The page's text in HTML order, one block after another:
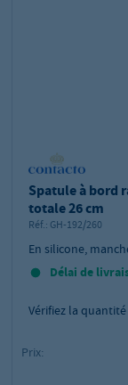
Spatule à bord
totale 26 cm
Réf.: GH-192/260
En silicone,
Délai de
Vérifiez la
Prix: